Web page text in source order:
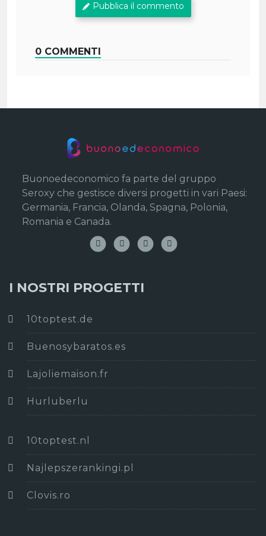
Pubblica il commento
0 COMMENTI
Buonoedeconomico fa parte del gruppo
Seroxy che gestisce diversi progetti in vari Paesi:
Germania, Francia, Olanda, Spagna, Polonia,
Romania e Canada.
I NOSTRI PROGETTI
10toptest.de
Buenosybaratos.es
Lajoliemaison.fr
Hurluberlu
10toptest.nl
Najlepszerankingi.pl
Clovis.ro